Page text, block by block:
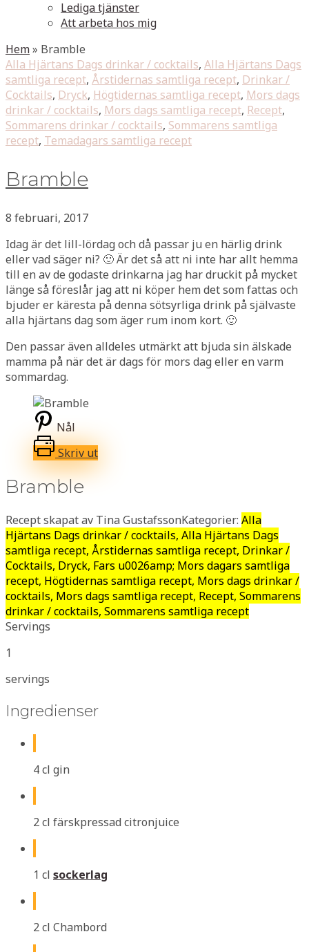
Lediga tjänster
Att arbeta hos mig
Hem» Bramble
Alla Hjärtans Dags drinkar / cocktails, Alla Hjärtans Dags
samtliga recept, Årstidernas samtliga recept, Drinkar /
Cocktails, Dryck, Högtidernas samtliga recept, Mors dags
drinkar / cocktails, Mors dags samtliga recept, Recept,
Sommarens drinkar / cocktails, Sommarens samtliga
recept, Temadagars samtliga recept
Bramble
8 februari, 2017
Idag är det lill-lördag och då passar ju en härlig drink
eller vad säger ni? 🙂 Är det så att ni inte har allt hemma
till en av de godaste drinkarna jag har druckit på mycket
länge så föreslår jag att ni köper hem det som fattas och
bjuder er käresta på denna sötsyrliga drink på självaste
alla hjärtans dag som äger rum inom kort. 🙂
Den passar även alldeles utmärkt att bjuda sin älskade
mamma på när det är dags för mors dag eller en varm
sommardag.
Nål
Skriv ut
Bramble
Recept skapat av Tina GustafssonKategorier: Alla
Hjärtans Dags drinkar / cocktails, Alla Hjärtans Dags
samtliga recept, Årstidernas samtliga recept, Drinkar /
Cocktails, Dryck, Fars u0026amp; Mors dagars samtliga
recept, Högtidernas samtliga recept, Mors dags drinkar /
cocktails, Mors dags samtliga recept, Recept, Sommarens
drinkar / cocktails, Sommarens samtliga recept
Servings
1
servings
Ingredienser
4 cl gin
2 cl färskpressad citronjuice
1 cl sockerlag
2 cl Chambord